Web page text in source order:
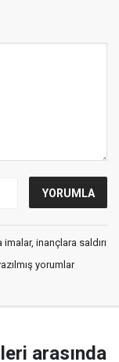
inançlara saldırı
yorumlar
arasında